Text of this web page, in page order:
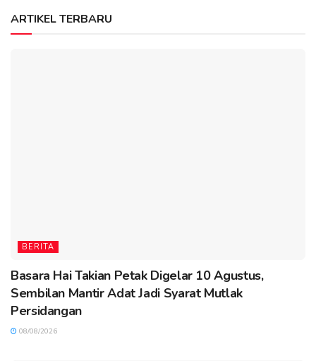
ARTIKEL TERBARU
BERITA
Basara Hai Takian Petak Digelar 10 Agustus,
Sembilan Mantir Adat Jadi Syarat Mutlak
Persidangan
08/08/2026